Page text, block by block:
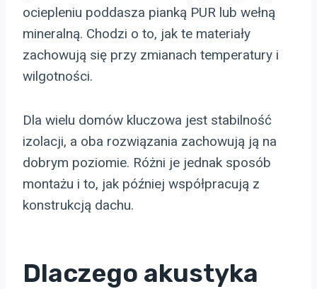
ociepleniu poddasza pianką PUR lub wełną
mineralną. Chodzi o to, jak te materiały
zachowują się przy zmianach temperatury i
wilgotności.
Dla wielu domów kluczowa jest stabilność
izolacji, a oba rozwiązania zachowują ją na
dobrym poziomie. Różni je jednak sposób
montażu i to, jak później współpracują z
konstrukcją dachu.
Dlaczego akustyka